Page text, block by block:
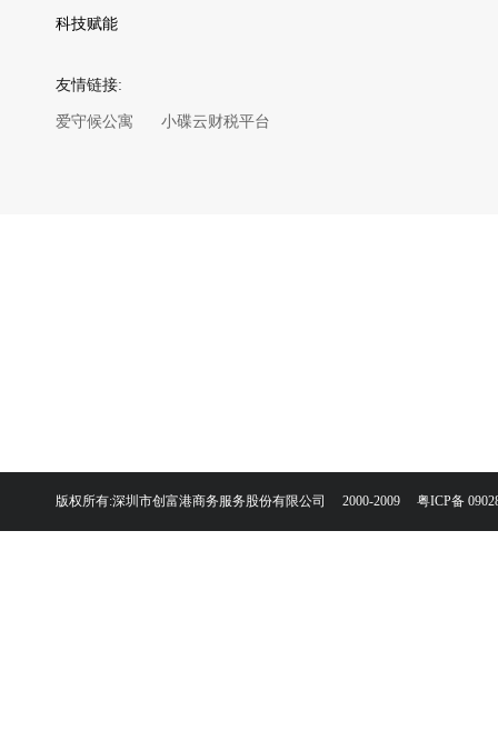
科技赋能
友情链接:
爱守候公寓 小碟云财税平台
版权所有:深圳市创富港商务服务股份有限公司 2000-2009 粤ICP备